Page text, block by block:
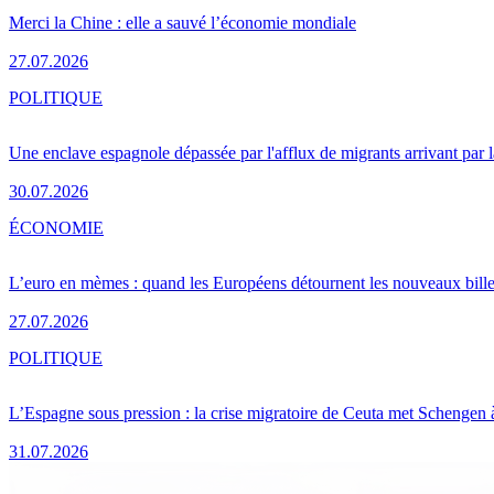
Merci la Chine : elle a sauvé l’économie mondiale
27.07.2026
Une enclave espagnole dépassée par l'afflux de migrants arrivant par
30.07.2026
POLITIQUE
L’euro en mèmes : quand les Européens détournent les nouveaux
27.07.2026
ÉCONOMIE
L’Espagne sous pression : la crise migratoire de Ceuta met Schengen
31.07.2026
POLITIQUE